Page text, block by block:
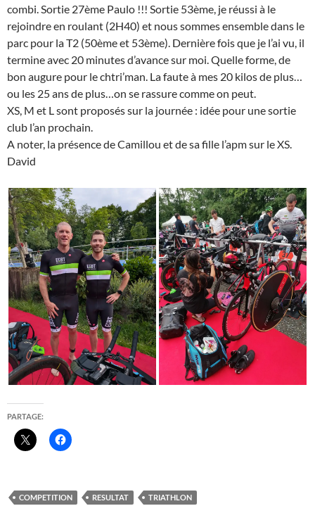
combi. Sortie 27ème Paulo !!! Sortie 53ème, je réussi à le
rejoindre en roulant (2H40) et nous sommes ensemble dans le
parc pour la T2 (50ème et 53ème). Dernière fois que je l’ai vu, il
termine avec 20 minutes d’avance sur moi. Quelle forme, de
bon augure pour le chtri’man. La faute à mes 20 kilos de plus…
ou les 25 ans de plus…on se rassure comme on peut.
XS, M et L sont proposés sur la journée : idée pour une sortie
club l’an prochain.
A noter, la présence de Camillou et de sa fille l’apm sur le XS.
David
PARTAGE:
COMPETITION RESULTAT TRIATHLON